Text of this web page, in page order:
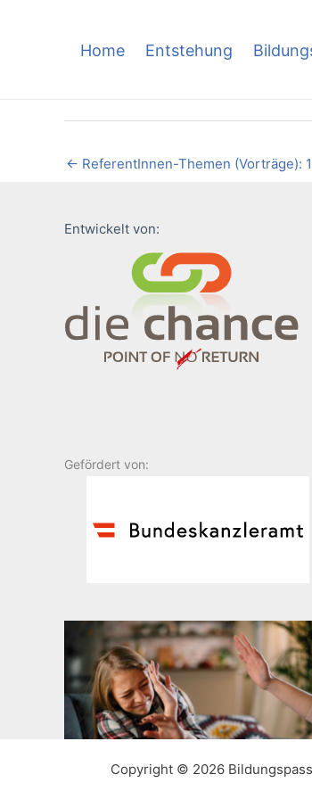
Home Entstehung
← ReferentInnen-Themen (Vorträge):
Entwickelt von:
Gefördert von:
Copyright © 2026